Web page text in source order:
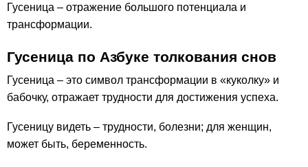
Гусеница – отражение большого потенциала и
трансформации.
Гусеница по Азбуке толкования снов
Гусеница – это символ трансформации в «куколку» и
бабочку, отражает трудности для достижения успеха.
Гусеницу видеть – трудности, болезни; для женщин,
может быть, беременность.